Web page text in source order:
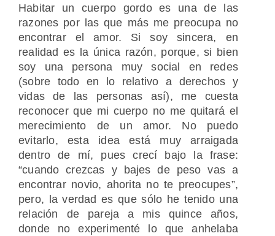
Habitar un cuerpo gordo es una de las
razones por las que más me preocupa no
encontrar el amor. Si soy sincera, en
realidad es la única razón, porque, si bien
soy una persona muy social en redes
(sobre todo en lo relativo a derechos y
vidas de las personas así), me cuesta
reconocer que mi cuerpo no me quitará el
merecimiento de un amor. No puedo
evitarlo, esta idea está muy arraigada
dentro de mí, pues crecí bajo la frase:
“cuando crezcas y bajes de peso vas a
encontrar novio, ahorita no te preocupes”,
pero, la verdad es que sólo he tenido una
relación de pareja a mis quince años,
donde no experimenté lo que anhelaba